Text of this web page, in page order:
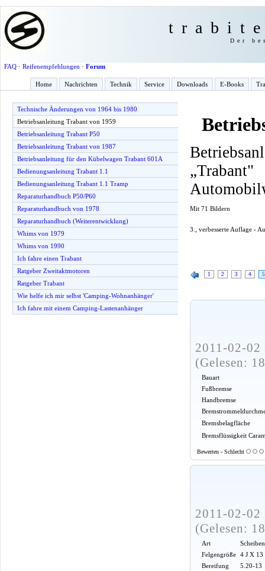
Der
FAQ· Reifenempfehlungen · Forum
Home Nachrichten Technik Service Downloads E-Books
Technische Änderungen von 1964 bis 1980
Betriebsanleitung Trabant von 1959
Betriebsanleitung Trabant P50
Betriebsanleitung Trabant von 1987
Betriebsanleitung für den Kübelwagen Trabant 601A
Bedienungsanleitung Trabant 1.1
Bedienungsanleitung Trabant 1.1 Tramp
Reparaturhandbuch P50/P60
Reparaturhandbuch von 1978
Reparaturhandbuch (Weiterentwicklung)
Whims von 1979
Whims von 1990
Ich fahre einen Trabant
Ratgeber Zweitaktmotoren
Ratgeber Trabant
Wie helfe ich mir selbst 'Camping-Wohnanhänger'
Ich fahre mit einem Camping-Lastenanhänger
Mit 71 Bildern
3., verbesserte Auflage -
1 2 3 4 5
2011-02-
(Gelesen:
Bauart
Fußbremse
Handbremse
Bremsbelagfläche
Bremsflüssigkeit
Bewerten - Schlecht
2011-02-
(Gelesen:
Art
Felgengröße 4 J X 13
Bereifung
5.20-13